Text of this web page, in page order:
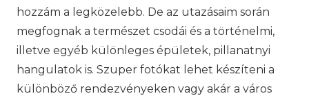
hozzám a legközelebb. De az utazásaim során
megfognak a természet csodái és a történelmi,
illetve egyéb különleges épületek, pillanatnyi
hangulatok is. Szuper fotókat lehet készíteni a
különböző rendezvényeken vagy akár a város